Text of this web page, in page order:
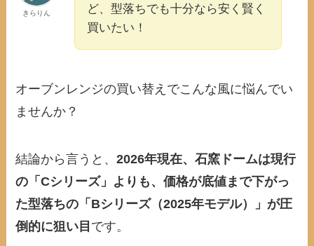
きらりん
ど、型落ちでも十分なら安く賢く
買いたい！
オーブンレンジの買い替えでこんな風に悩んでい
ませんか？
結論から言うと、2026年現在、石窯ドームは現行
の「Cシリーズ」よりも、価格が底値まで下がっ
た型落ちの「Bシリーズ（2025年モデル）」が圧
倒的に狙い目 です。